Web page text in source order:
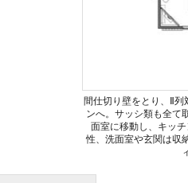
間仕切り壁をとり、Ⅱ
ンへ。サッシ類も全て
面室に移動し、キッ
性、洗面室や玄関は収